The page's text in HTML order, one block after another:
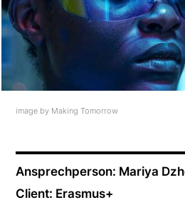
image by Making Tomorrow
Ansprechperson: Mariya
Client: Erasmus+